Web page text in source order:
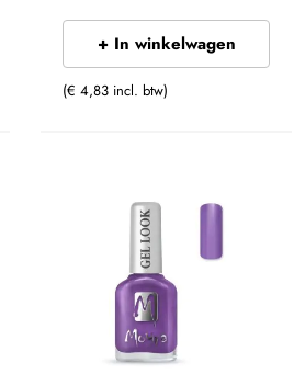
+ In winkelwagen
(€ 4,83 incl. btw)